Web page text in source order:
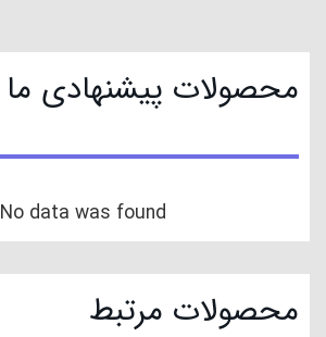
محصولات پیشنهادی ما
No data was found
محصولات مرتبط